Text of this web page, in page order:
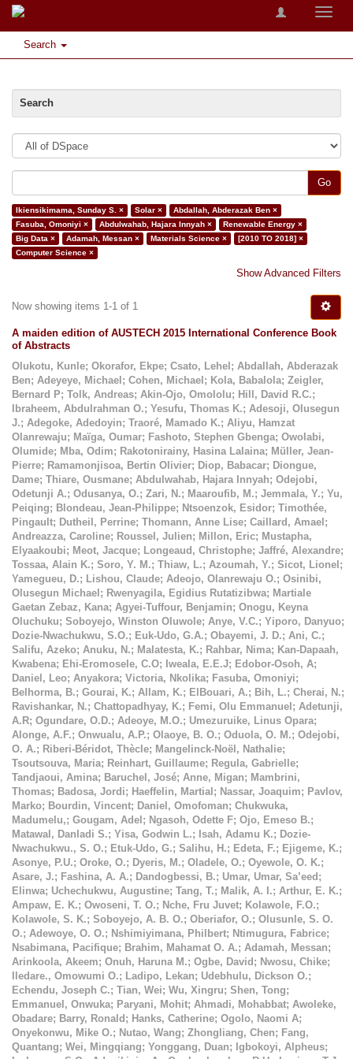
Toggle
Search
Search
Go
Ikiensikimama, Sunday S. × Solar ×
Abdallah, Abderazak Ben ×
Fasuba, Omoniyi ×
Abdulwahab, Hajara Innyah ×
Renewable Energy ×
Big Data ×
Adamah, Messan × Materials Science ×
[2010 TO 2018] ×
Computer Science ×
Show Advanced Filters
Now showing items 1-1 of 1
A maiden edition of AUSTECH 2015 International Conference Book
of Abstracts
Olukotu, Kunle; Okorafor, Ekpe; Csato, Lehel ; Abdallah, Abderazak
Ben; Adeyeye, Michael ; Cohen, Michael ; Kola, Babalola; Zeigler,
Bernard P; Tolk, Andreas; Akin-Ojo, Omololu; Hill, David R.C.;
Ibraheem, Abdulrahman O.; Yesufu, Thomas K.; Adesoji, Olusegun
J.; Adegoke, Adedoyin; Traoré, Mamado K.; Aliyu, Hamzat
Olanrewaju; Maïga, Oumar; Fashoto, Stephen Gbenga; Owolabi,
Olumide; Mba, Odim; Rakotonirainy, Hasina Lalaina; Müller, Jean-
Pierre; Ramamonjisoa, Bertin Olivier; Diop, Babacar; Diongue,
Dame; Thiare, Ousmane; Abdulwahab, Hajara Innyah; Odejobi,
Odetunji A.; Odusanya, O.; Zari, N.; Maaroufib, M.; Jemmala, Y.; Yu,
Peiqing; Blondeau, Jean-Philippe; Ntsoenzok, Esidor; Timothée,
Pingault; Dutheil, Perrine; Thomann, Anne Lise; Caillard, Amael ;
Andreazza, Caroline; Roussel, Julien; Millon, Eric; Mustapha,
Elyaakoubi; Meot, Jacque; Longeaud, Christophe; Jaffré, Alexandre;
Tossaa, Alain K.; Soro, Y. M.; Thiaw, L.; Azoumah, Y.; Sicot, Lionel ;
Yamegueu, D.; Lishou, Claude; Adeojo, Olanrewaju O.; Osinibi,
Olusegun Michael ; Rwenyagila, Egidius Rutatizibwa; Martiale
Gaetan Zebaz, Kana; Agyei-Tuffour, Benjamin; Onogu, Keyna
Oluchuku; Soboyejo, Winston Oluwole; Anye, V.C.; Yiporo, Danyuo;
Dozie-Nwachukwu, S.O.; Euk-Udo, G.A.; Obayemi, J. D.; Ani, C.;
Salifu, Azeko; Anuku, N.; Malatesta, K.; Rahbar, Nima; Kan-Dapaah,
Kwabena; Ehi-Eromosele, C.O; Iweala, E.E.J; Edobor-Osoh, A;
Daniel, Leo; Anyakora; Victoria, Nkolika; Fasuba, Omoniyi;
Belhorma, B.; Gourai, K.; Allam, K.; ElBouari, A.; Bih, L.; Cherai, N.;
Ravishankar, N.; Chattopadhyay, K.; Femi, Olu Emmanuel ; Adetunji,
A.R; Ogundare, O.D.; Adeoye, M.O.; Umezuruike, Linus Opara;
Alonge, A.F.; Onwualu, A.P.; Olaoye, B. O.; Oduola, O. M.; Odejobi,
O. A.; Riberi-Béridot, Thècle; Mangelinck-Noël, Nathalie;
Tsoutsouva, Maria; Reinhart, Guillaume; Regula, Gabrielle;
Tandjaoui, Amina; Baruchel, José; Anne, Migan; Mambrini,
Thomas; Badosa, Jordi; Haeffelin, Martial ; Nassar, Joaquim; Pavlov,
Marko; Bourdin, Vincent; Daniel, Omofoman; Chukwuka,
Madumelu,; Gougam, Adel ; Ngasoh, Odette F; Ojo, Emeso B.;
Matawal, Danladi S.; Yisa, Godwin L.; Isah, Adamu K.; Dozie-
Nwachukwu., S. O.; Etuk-Udo, G.; Salihu, H.; Edeta, F.; Ejigeme, K.;
Asonye, P.U.; Oroke, O.; Dyeris, M.; Oladele, O.; Oyewole, O. K.;
Asare, J.; Fashina, A. A.; Dandogbessi, B.; Umar, Umar, Sa’eed ;
Elinwa; Uchechukwu, Augustine; Tang, T.; Malik, A. I.; Arthur, E. K.;
Ampaw, E. K.; Owoseni, T. O.; Nche, Fru Juvet; Kolawole, F.O.;
Kolawole, S. K.; Soboyejo, A. B. O.; Oberiafor, O.; Olusunle, S. O.
O.; Adewoye, O. O.; Nshimiyimana, Philbert; Ntimugura, Fabrice;
Nsabimana, Pacifique; Brahim, Mahamat O. A.; Adamah, Messan;
Arinkoola, Akeem; Onuh, Haruna M.; Ogbe, David ; Nwosu, Chike;
Iledare., Omowumi O.; Ladipo, Lekan; Udebhulu, Dickson O.;
Echendu, Joseph C.; Tian, Wei; Wu, Xingru; Shen, Tong;
Emmanuel, Onwuka; Paryani, Mohit; Ahmadi, Mohabbat; Awoleke,
Obadare; Barry, Ronald ; Hanks, Catherine; Ogolo, Naomi A;
Onyekonwu, Mike O.; Nutao, Wang; Zhongliang, Chen; Fang,
Quantang; Wei, Mingqiang; Yonggang, Duan; Igbokoyi, Alpheus;